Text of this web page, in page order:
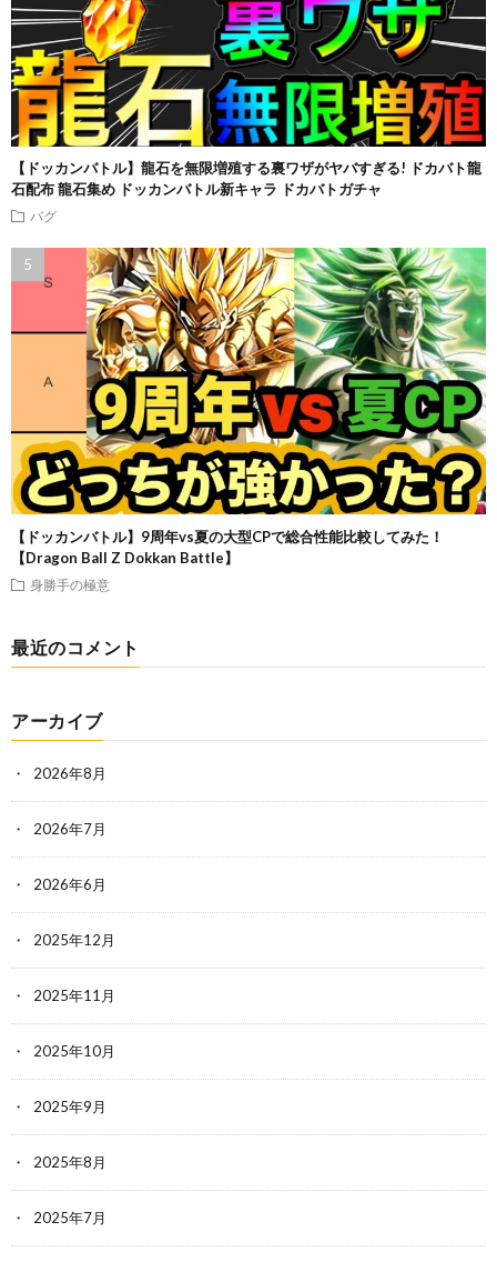
【ドッカンバトル】龍石を無限増殖する裏ワザがヤバすぎる! ドカバト龍
石配布 龍石集め ドッカンバトル新キャラ ドカバトガチャ
バグ
【ドッカンバトル】9周年vs夏の大型CPで総合性能比較してみた！
【Dragon Ball Z Dokkan Battle】
身勝手の極意
最近のコメント
アーカイブ
2026年8月
2026年7月
2026年6月
2025年12月
2025年11月
2025年10月
2025年9月
2025年8月
2025年7月